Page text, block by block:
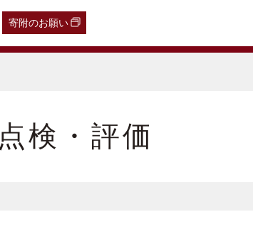
寄附のお願い
点検・評価